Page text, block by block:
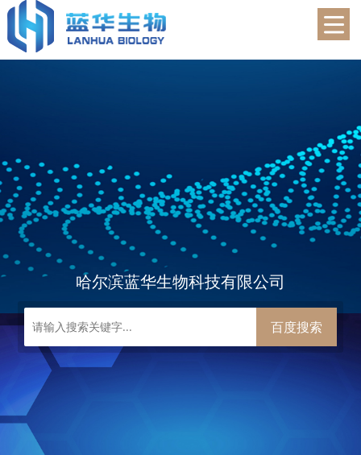
蓝华生物
哈尔滨蓝华生物科技有限公司
百度搜索